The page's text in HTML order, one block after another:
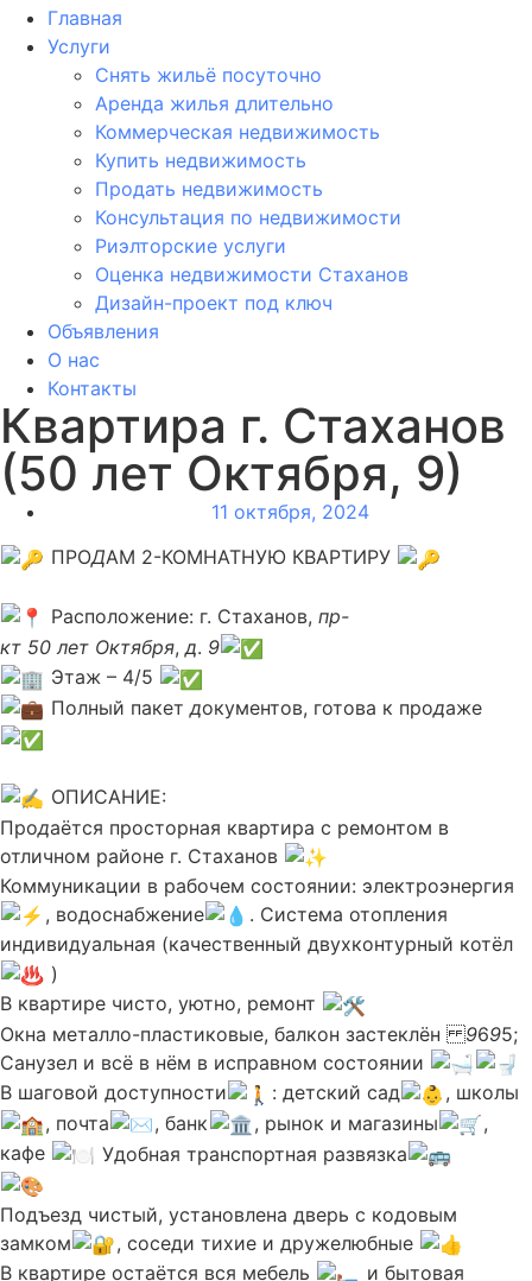
Главная
Услуги
Снять жильё посуточно
Аренда жилья длительно
Коммерческая недвижимость
Купить недвижимость
Продать недвижимость
Консультация по недвижимости
Риэлторские услуги
Оценка недвижимости Стаханов
Дизайн-проект под ключ
Объявления
О нас
Контакты
Квартира г. Стаханов
(50 лет Октября, 9)
11 октября, 2024
ПРОДАМ 2-КОМНАТНУЮ КВАРТИРУ
Расположение: г. Стаханов,пр-
кт 50 лет Октября, д. 9
Этаж – 4/5
Полный пакетдокументов, готова к продаже
ОПИСАНИЕ:
Продаётся просторная квартира с ремонтом в
отличном районе г. Стаханов
Коммуникации в рабочем состоянии: электроэнергия
, водоснабжение
. Система отопления
индивидуальная (качественный двухконтурный котёл
)
В квартире чисто, уютно, ремонт
Окна металло-пластиковые, балкон застеклён9695;
Санузел и всё в нём в исправном состоянии
В шаговой доступности
: детский сад
, школы
, почта
, банк , рынок и магазины
,
кафе
Удобная транспортная развязка
Подъезд чистый, установлена дверь с кодовым
замком
, соседи тихие и дружелюбные
В квартире остаётся вся мебель
и бытовая